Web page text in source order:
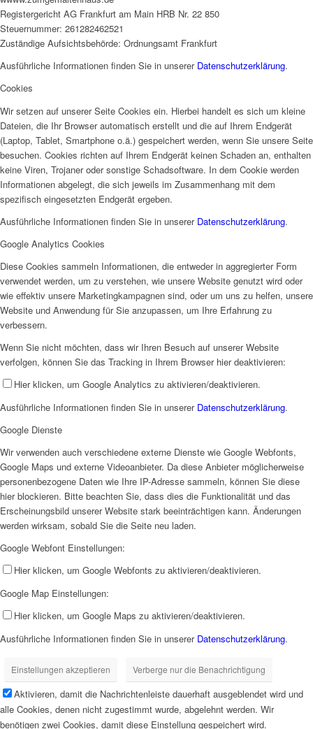
Registergericht AG Frankfurt am Main HRB Nr. 22 850
Steuernummer: 261282462521
Zuständige Aufsichtsbehörde: Ordnungsamt Frankfurt
Ausführliche Informationen finden Sie in unserer Datenschutzerklärung.
Cookies
Wir setzen auf unserer Seite Cookies ein. Hierbei handelt es sich um kleine
Dateien, die Ihr Browser automatisch erstellt und die auf Ihrem Endgerät
(Laptop, Tablet, Smartphone o.ä.) gespeichert werden, wenn Sie unsere Seite
besuchen. Cookies richten auf Ihrem Endgerät keinen Schaden an, enthalten
keine Viren, Trojaner oder sonstige Schadsoftware. In dem Cookie werden
Informationen abgelegt, die sich jeweils im Zusammenhang mit dem
spezifisch eingesetzten Endgerät ergeben.
Ausführliche Informationen finden Sie in unserer Datenschutzerklärung.
Google Analytics Cookies
Diese Cookies sammeln Informationen, die entweder in aggregierter Form
verwendet werden, um zu verstehen, wie unsere Website genutzt wird oder
wie effektiv unsere Marketingkampagnen sind, oder um uns zu helfen, unsere
Website und Anwendung für Sie anzupassen, um Ihre Erfahrung zu
verbessern.
Wenn Sie nicht möchten, dass wir Ihren Besuch auf unserer Website
verfolgen, können Sie das Tracking in Ihrem Browser hier deaktivieren:
Hier klicken, um Google Analytics zu aktivieren/deaktivieren.
Ausführliche Informationen finden Sie in unserer Datenschutzerklärung.
Google Dienste
Wir verwenden auch verschiedene externe Dienste wie Google Webfonts,
Google Maps und externe Videoanbieter. Da diese Anbieter möglicherweise
personenbezogene Daten wie Ihre IP-Adresse sammeln, können Sie diese
hier blockieren. Bitte beachten Sie, dass dies die Funktionalität und das
Erscheinungsbild unserer Website stark beeinträchtigen kann. Änderungen
werden wirksam, sobald Sie die Seite neu laden.
Google Webfont Einstellungen:
Hier klicken, um Google Webfonts zu aktivieren/deaktivieren.
Google Map Einstellungen:
Hier klicken, um Google Maps zu aktivieren/deaktivieren.
Ausführliche Informationen finden Sie in unserer Datenschutzerklärung.
Einstellungen akzeptieren Verberge nur die Benachrichtigung
Aktivieren, damit die Nachrichtenleiste dauerhaft ausgeblendet wird und
alle Cookies, denen nicht zugestimmt wurde, abgelehnt werden. Wir
benötigen zwei Cookies, damit diese Einstellung gespeichert wird.